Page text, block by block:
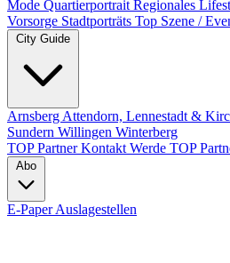
Mode Quartierportrait Regionales
Vorsorge Stadtporträts Top Szene /
City Guide
Arnsberg Attendorn, Lennestadt &
Sundern Willingen Winterberg
TOP PartnerKontakt Werde TOP
Abo
E-PaperAuslagestellen